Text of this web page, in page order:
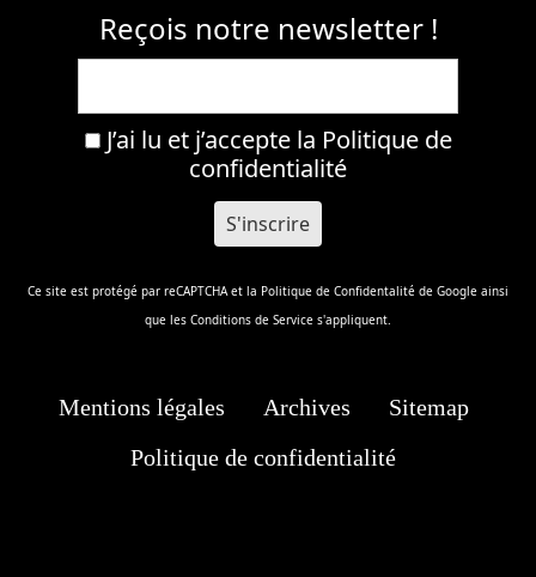
Reçois notre newsletter !
J’ai lu et j’accepte la Politique de
confidentialité
Ce site est protégé par reCAPTCHA et la Politique de Confidentalité de Google ainsi
que les Conditions de Service s'appliquent.
Mentions légales Archives
Sitemap
Politique de confidentialité